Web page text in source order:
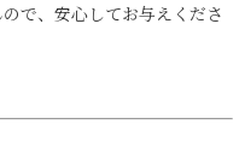
で、安心してお与えくださ